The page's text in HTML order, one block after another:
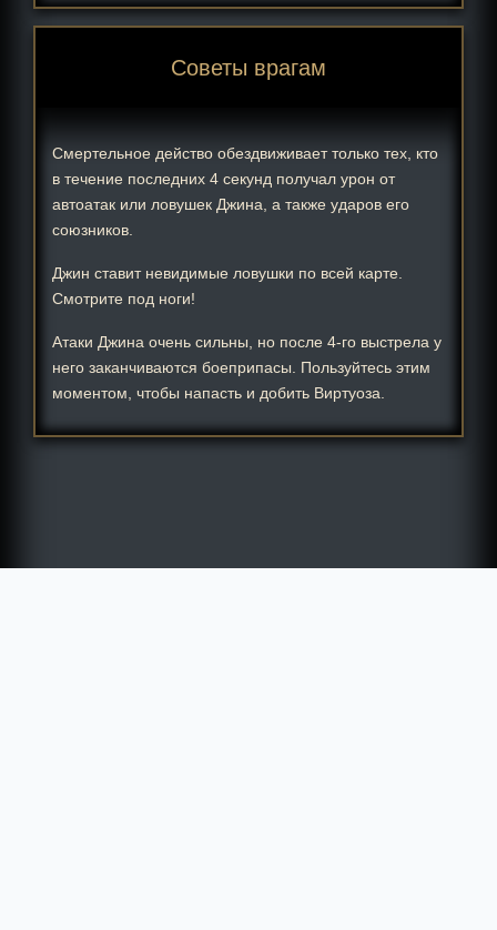
Советы врагам
Смертельное действо обездвиживает только тех, кто
в течение последних 4 секунд получал урон от
автоатак или ловушек Джина, а также ударов его
союзников.
Джин ставит невидимые ловушки по всей карте.
Смотрите под ноги!
Атаки Джина очень сильны, но после 4-го выстрела у
него заканчиваются боеприпасы. Пользуйтесь этим
моментом, чтобы напасть и добить Виртуоза.